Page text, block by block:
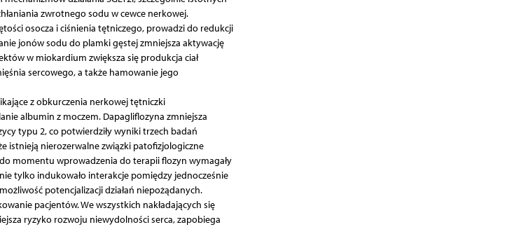
zwrotnego sodu w cewce nerkowej.
osocza i ciśnienia tętniczego, prowadzi do redukcji
jonów sodu do plamki gęstej zmniejsza aktywację
w miokardium zwiększa się produkcja ciał
sercowego, a także hamowanie jego
z obkurczenia nerkowej tętniczki
albumin z moczem. Dapagliflozyna zmniejsza
typu 2, co potwierdziły wyniki trzech badań
istnieją nierozerwalne związki patofizjologiczne
momentu wprowadzenia do terapii flozyn wymagały
tylko indukowało interakcje pomiędzy jednocześ­nie
potencjalizacji działań niepożądanych.
pacjentów. We wszystkich nakładających się
ryzyko rozwoju niewydolności serca, zapobiega